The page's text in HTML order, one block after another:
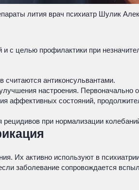
лития врач психиатр Шулик
с целью профилактики при
считаются антиконсульвантами.
настроения. Первоначально
аффективных состояний,
при нормализации
Их активно используют в
заболевание сопровождается